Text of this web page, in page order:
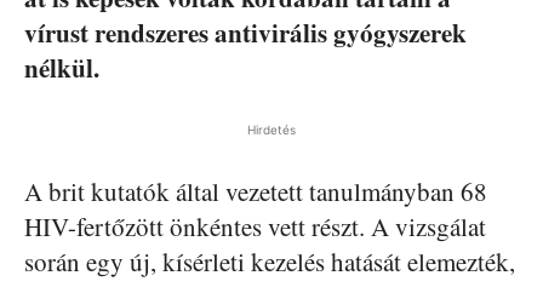
vírust rendszeres antivirális gyógyszerek
nélkül.
Hirdetés
A brit kutatók által vezetett tanulmányban 68
HIV-fertőzött önkéntes vett részt. A vizsgálat
során egy új, kísérleti kezelés hatását elemezték,